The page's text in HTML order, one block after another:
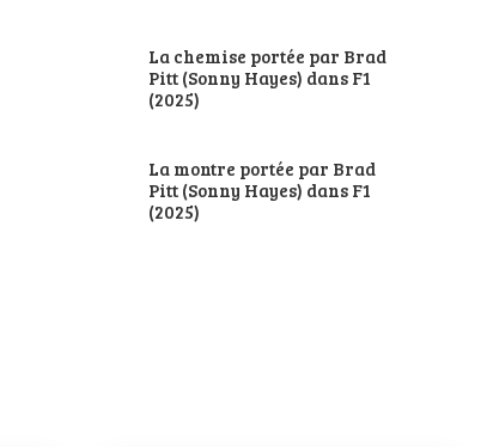
La chemise portée par Brad
Pitt (Sonny Hayes) dans F1
(2025)
La montre portée par Brad
Pitt (Sonny Hayes) dans F1
(2025)